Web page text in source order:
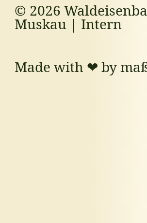
© 2026
Muskau | Intern
Made with ❤ by